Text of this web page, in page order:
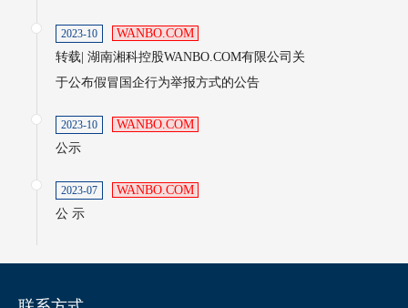
2023-10
WANBO.COM
转载| 湖南湘科控股WANBO.COM有限公司关
于公布假冒国企行为举报方式的公告
2023-10
WANBO.COM
公示
2023-07
WANBO.COM
公 示